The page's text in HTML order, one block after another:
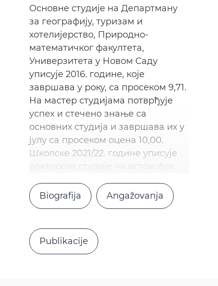
Oсновне студије на Департману
за географију, туризам и
хотелијерство, Природно-
математичког факултета,
Универзитета у Новом Саду
уписује 2016. године, које
завршава у року, са просеком 9,71.
На мастер студијама потврђује
успех и стечено знање са
основних студија и завршава их у
јулу са просеком оцена 10,00.
Школске 2021/22. године уписује
докторске студије на истом фак
Biografija Angažovanja
Publikacije